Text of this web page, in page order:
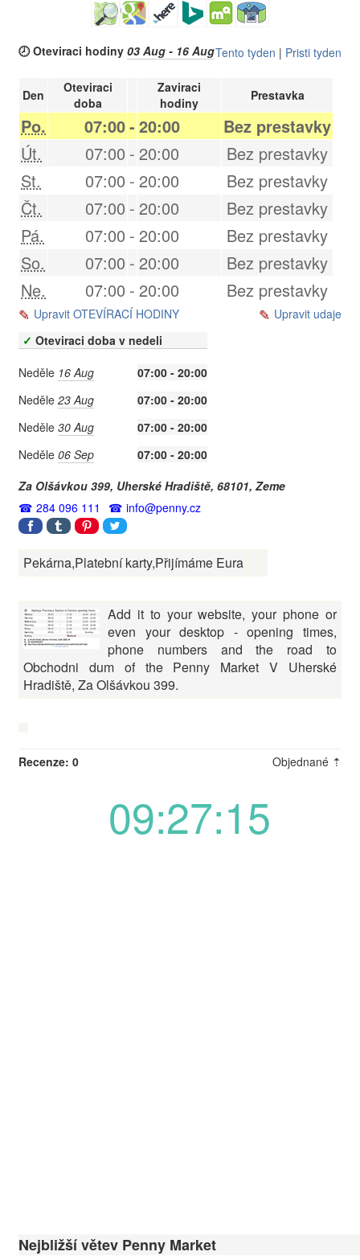
🕗 Oteviraci hodiny 03 Aug - 16 AugTento tyden | Pristi tyden
Den
Oteviraci
doba
Zaviraci
hodiny
Prestavka
Po. 07:00- 20:00
Bez prestavky
Út.
07:00 - 20:00
Bez prestavky
St.
07:00 - 20:00
Bez prestavky
Čt.
07:00 - 20:00
Bez prestavky
Pá.
07:00 - 20:00
Bez prestavky
So.
07:00 - 20:00
Bez prestavky
Ne.
07:00 - 20:00 Bez prestavky
Upravit OTEVÍRACÍ HODINY
Upravit udaje
✓ Oteviraci doba v nedeli
Neděle 16 Aug
07:00 - 20:00
Neděle 23 Aug
07:00 - 20:00
Neděle 30 Aug
07:00 - 20:00
Neděle 06 Sep
07:00 - 20:00
Za Olšávkou 399, Uherské Hradiště, 68101, Zeme
284 096 111
info@penny.cz
Pekárna,Platební karty,Přijímáme Eura
Add it to your website, your phone or
even your desktop - opening times,
phone numbers and the road to
Obchodni dum of the Penny Market V Uherské
Hradiště, Za Olšávkou 399.
Recenze: 0 Objednané ⇡
09:27:15
Nejbližší větev Penny Market